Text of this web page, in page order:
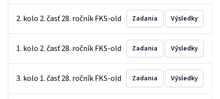
2. kolo 2. časť 28. ročník FKS-old Zadania Výsledky
1. kolo 2. časť 28. ročník FKS-old Zadania Výsledky
3. kolo 1. časť 28. ročník FKS-old Zadania Výsledky